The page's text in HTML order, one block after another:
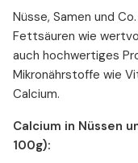
Nüsse, Samen und
Fettsäuren wie
auch hochwertiges
Mikronährstoffe wie
Calcium.
Calcium in Nüssen
100g):